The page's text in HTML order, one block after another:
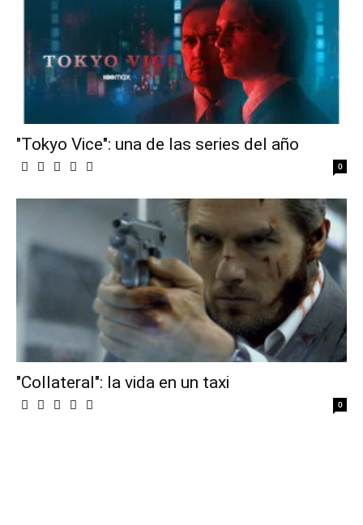
"Tokyo Vice": una de las series del año
0
"Collateral": la vida en un taxi
0